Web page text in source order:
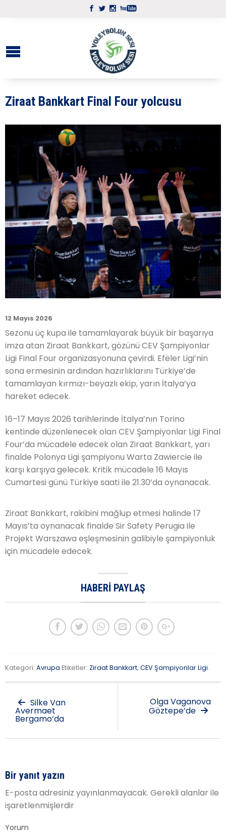
Ziraat Bankkart Final Four yolcusu
12 Mayıs 2026
Sezonu üç kupa ile tamamlayarak büyük bir başarıya
imza atan Ziraat Bankkart, gözünü CEV Şampiyonlar
Ligi Final Four organizasyonuna çevirdi. Efeler Ligi’nin
sona ermesinin ardından hazırlıklarını Türkiye’de
tamamlayan kırmızı-beyazlı ekip, yarın İtalya’ya
hareket edecek.
16–17 Mayıs 2026 tarihlerinde İtalya’nın Torino
kentinde düzenlenecek olan CEV Şampiyonlar Ligi Final
Four’da mücadele edecek olan Ziraat Bankkart, yarı
finalde Polonya Ligi şampiyonu Warta Zawiercie ile
karşı karşıya gelecek. Kritik mücadele 16 Mayıs
Cumartesi günü Türkiye saati ile 21.30’da oynanacak.
Ziraat Bankkart, rakibini mağlup etmesi halinde 17
Mayıs’ta oynanacak finalde Sir Safety Perugia ile
Projekt Warszawa eşleşmesinin galibiyle şampiyonluk
için mücadele edecek.
HABERI PAYLAŞ
Kategori: Avrupa Etiketler: Ziraat Bankkart, CEV Şampiyonlar Ligi.
Silke Van
Avermaet
Bergamo’da
Olga Vaganova
Göztepe’de
Bir yanıt yazın
E-posta adresiniz yayınlanmayacak. Gerekli alanlar ile
işaretlenmişlerdir
Yorum